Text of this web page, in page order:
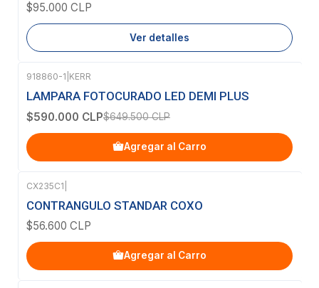
$95.000 CLP
Ver detalles
-9% OFF
918860-1 KERR
LAMPARA FOTOCURADO LED DEMI PLUS
$590.000 CLP$649.500 CLP
Agregar al Carro
CX235C1
CONTRANGULO STANDAR COXO
$56.600 CLP
Agregar al Carro